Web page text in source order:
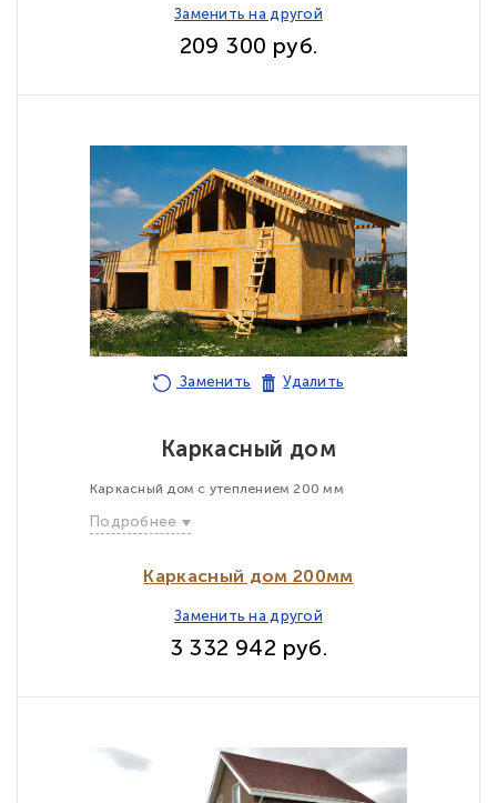
Заменить на другой
209 300 руб.
Заменить Удалить
Каркасный дом
Каркасный дом с утеплением 200 мм
Подробнее
Каркасный дом 200мм
Заменить на другой
3 332 942 руб.